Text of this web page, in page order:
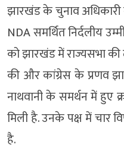
झारखंड के चुनाव अधिकारी
NDA समर्थित निर्दलीय
को झारखंड में राज्यसभा
की और कांग्रेस के प्रणव
नाथवानी के समर्थन में हुए
मिली है. उनके पक्ष में चार
है.